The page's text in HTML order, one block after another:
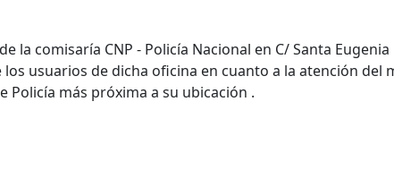
la comisaría CNP - Policía Nacional en C/ Santa
los usuarios de dicha oficina en cuanto a la atención del
Policía más próxima a su ubicación .